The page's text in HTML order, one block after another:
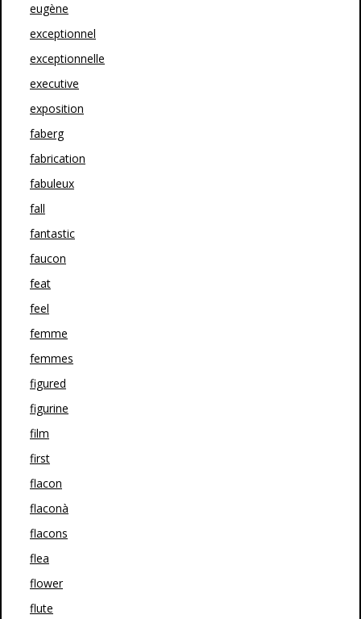
eugène
exceptionnel
exceptionnelle
executive
exposition
faberg
fabrication
fabuleux
fall
fantastic
faucon
feat
feel
femme
femmes
figured
figurine
film
first
flacon
flaconà
flacons
flea
flower
flute